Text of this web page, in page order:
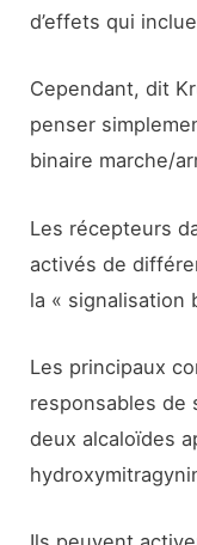
d’effets qui
Cependant, dit
penser
binaire marche/
Les récepteurs
activés de
la « signalisation
Les principaux
responsables de
deux alcaloïdes